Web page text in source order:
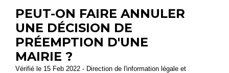
PEUT-ON FAIRE ANNULER
UNE DÉCISION DE
PRÉEMPTION D'UNE
MAIRIE ?
Vérifié le 15 Feb 2022 - Direction de l'information légale et